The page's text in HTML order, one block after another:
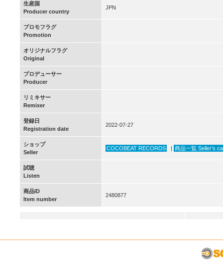
生産国
Producer country
JPN
プロモフラグ
Promotion
オリジナルフラグ
Original
プロデューサー
Producer
リミキサー
Remixer
登録日
Registration date
2022-07-27
ショップ
Seller
COCOBEAT RECORDS | 商品一覧 Seller’s
試聴
Listen
商品ID
Item number
2480877